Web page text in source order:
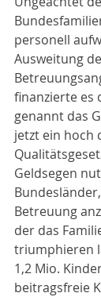
personell
Ausweitung
finanzierte es
genannt das
jetzt ein hoch
Geldsegen
Betreuung
der das
triumphieren
1,2 Mio.
beitragsfreie